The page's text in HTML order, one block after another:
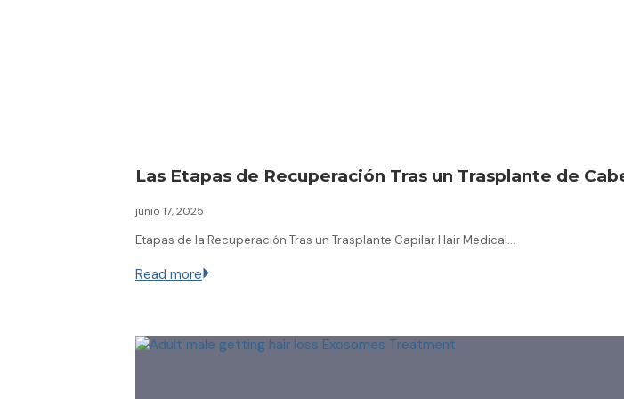
Las Etapas de Recuperación Tras un Trasplante de
junio 17, 2025
Etapas de la Recuperación Tras un Trasplante Capilar Hair Medical…
Read more